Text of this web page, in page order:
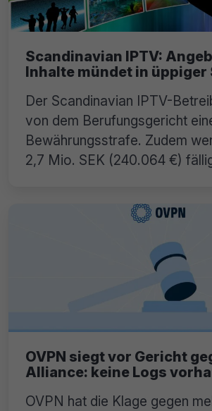
Scandinavian IPTV:
Inhalte mündet in üppiger
Der Scandinavian IPTV-
von dem Berufungsgericht
Bewährungsstrafe. Zudem
2,7 Mio. SEK (240.064 €)
OVPN siegt vor Gericht
Alliance: keine Logs
OVPN hat die Klage gegen